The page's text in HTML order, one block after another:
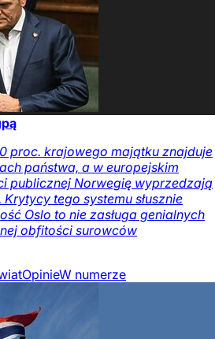
proc. krajowego majątku znajduje
państwa, a w europejskim
publicznej Norwegię wyprzedzają
Krytycy tego systemu słusznie
Oslo to nie zasługa genialnych
obfitości surowców
OpinieW numerze